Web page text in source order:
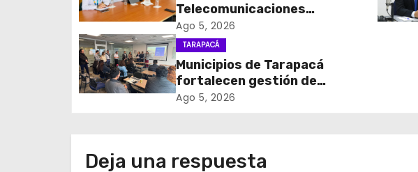
c
i
ó
Telecomunicaciones
encabezó primera mesa de
coordinación para el retiro
de cables en desuso en
Iquique
Ago 5, 2026
TARAPACÁ
Municipios de Tarapacá
fortalecen gestión de
subsidios de agua potable
Ago 5, 2026
Deja una respuesta